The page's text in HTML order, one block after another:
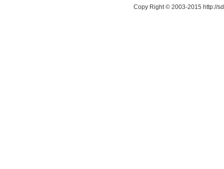
Copy Right © 2003-2015 http://